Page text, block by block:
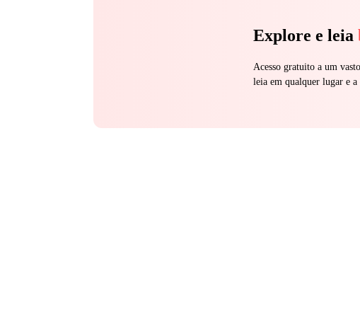
Explore e leia
Acesso gratuito a um
leia em qualquer lugar e a